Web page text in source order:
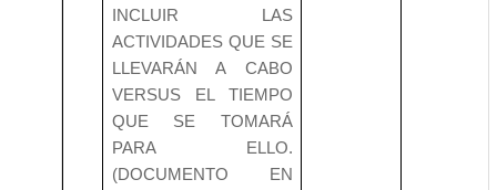
INCLUIR LAS
ACTIVIDADES QUE SE
LLEVARÁN A CABO
VERSUS EL TIEMPO
QUE SE TOMARÁ
PARA ELLO.
(DOCUMENTO EN